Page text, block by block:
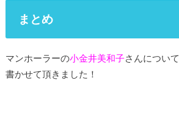
まとめ
マンホーラーの小金井美和子さんについて
書かせて頂きました！